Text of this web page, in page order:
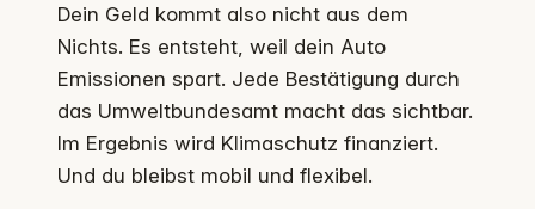
Dein Geld kommt also nicht aus dem
Nichts. Es entsteht, weil dein Auto
Emissionen spart. Jede Bestätigung durch
das Umweltbundesamt macht das sichtbar.
Im Ergebnis wird Klimaschutz finanziert.
Und du bleibst mobil und flexibel.